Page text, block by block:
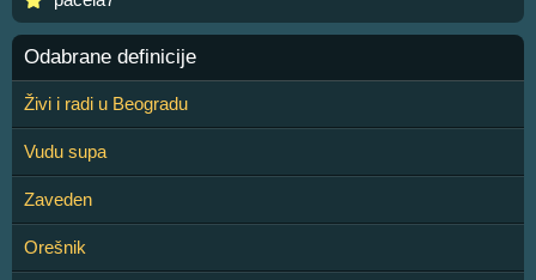
Odabrane definicije
Živi i radi u Beogradu
Vudu supa
Zaveden
Orešnik